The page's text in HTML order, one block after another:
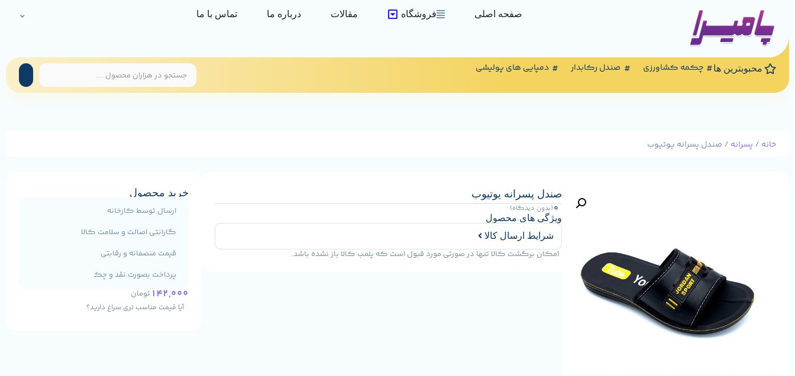
صفحه اصلی فروشگاه مقالات درباره ما تماس با ما
محبوبترین ها چکمه کشاورزی صندل رکابدار دمپایی های پولیشی
خانه / پسرانه / صندل پسرانه یوتیوب
صندل پسرانه یوتیوب
0(بدون دیدگاه)
ویژگی های محصول
شرایط ارسال کالا
امکان برگشت کالا تنها در صورتی مورد قبول است که پلمب کالا باز نشده باشد.
خرید محصول
ارسال توسط کارخانه
گارانتی اصالت و سلامت کالا
قیمت منصفانه و رقابتی
پرداخت بصورت نقد و چک
142,000 تومان
آیا قیمت مناسب تری سراغ دارید؟